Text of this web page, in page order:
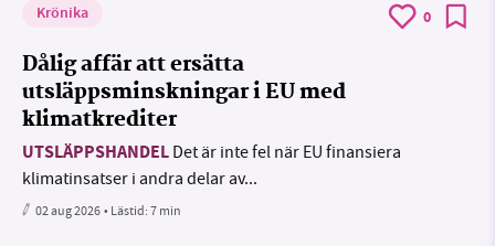
Krönika 0
Dålig affär att ersätta
utsläppsminskningar i EU med
klimatkrediter
UTSLÄPPSHANDEL Det är inte fel när EU finansiera
klimatinsatser i andra delar av...
02 aug 2026• Lästid:7 min